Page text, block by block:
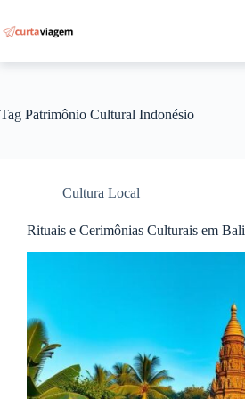
para
o
Tag Patrimônio Cultural Indonésio
Cultura Local
Rituais e Cerimônias Culturais em Bali